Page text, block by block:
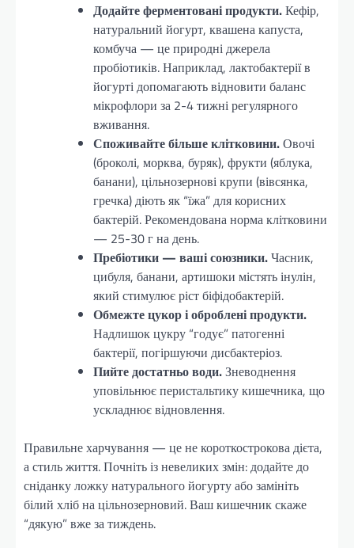
Додайте ферментовані продукти.Кефір,
натуральний йогурт, квашена капуста,
комбуча — це природні джерела
пробіотиків. Наприклад, лактобактерії в
йогурті допомагають відновити баланс
мікрофлори за 2-4 тижні регулярного
вживання.
Споживайте більше клітковини.Овочі
(броколі, морква, буряк), фрукти (яблука,
банани), цільнозернові крупи (вівсянка,
гречка) діють як “їжа” для корисних
бактерій. Рекомендована норма клітковини
— 25-30 г на день.
Пребіотики — ваші союзники.Часник,
цибуля, банани, артишоки містять інулін,
який стимулює ріст біфідобактерій.
Обмежте цукор і оброблені продукти.
Надлишок цукру “годує” патогенні
бактерії, погіршуючи дисбактеріоз.
Пийте достатньо води.Зневоднення
уповільнює перистальтику кишечника, що
ускладнює відновлення.
Правильне харчування — це не короткострокова дієта,
а стиль життя. Почніть із невеликих змін: додайте до
сніданку ложку натурального йогурту або замініть
білий хліб на цільнозерновий. Ваш кишечник скаже
“дякую” вже за тиждень.